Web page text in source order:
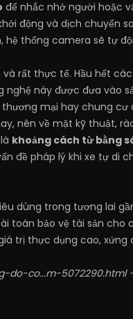
để nhắc nhở người hoặc
động và dịch chuyển
thống camera sẽ tự
rất thực tế. Hầu hết
nghệ này được đưa vào
mại hay chung
nên về mặt kỹ thuật,
khoảng cách từ bằng
đề pháp lý khi xe tự di
dùng trong tương lai
toán bảo vệ tài sản cho
trị thực dụng cao,
do-co...m-5072290.html